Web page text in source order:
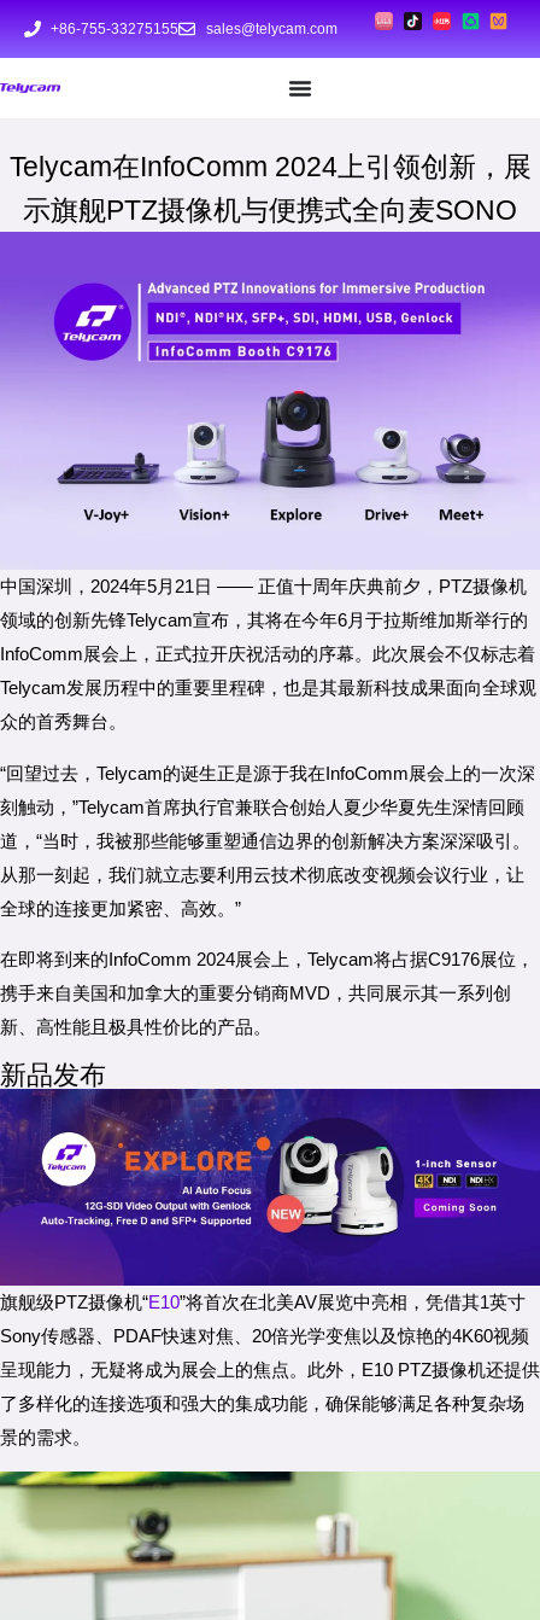
+86-755-33275155 sales@telycam.com
Telycam在InfoComm 2024上引领创新，展
示旗舰PTZ摄像机与便携式全向麦SONO
中国深圳，2024年5月21日 —— 正值十周年庆典前夕，PTZ摄像机
领域的创新先锋Telycam宣布，其将在今年6月于拉斯维加斯举行的
InfoComm展会上，正式拉开庆祝活动的序幕。此次展会不仅标志着
Telycam发展历程中的重要里程碑，也是其最新科技成果面向全球观
众的首秀舞台。
“回望过去，Telycam的诞生正是源于我在InfoComm展会上的一次深
刻触动，”Telycam首席执行官兼联合创始人夏少华夏先生深情回顾
道，“当时，我被那些能够重塑通信边界的创新解决方案深深吸引。
从那一刻起，我们就立志要利用云技术彻底改变视频会议行业，让
全球的连接更加紧密、高效。”
在即将到来的InfoComm 2024展会上，Telycam将占据C9176展位，
携手来自美国和加拿大的重要分销商MVD，共同展示其一系列创
新、高性能且极具性价比的产品。
新品发布
旗舰级PTZ摄像机“E10”将首次在北美AV展览中亮相，凭借其1英寸
Sony传感器、PDAF快速对焦、20倍光学变焦以及惊艳的4K60视频
呈现能力，无疑将成为展会上的焦点。此外，E10 PTZ摄像机还提供
了多样化的连接选项和强大的集成功能，确保能够满足各种复杂场
景的需求。